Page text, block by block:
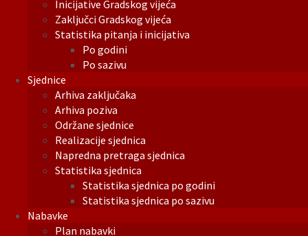
Inicijative Gradskog vijeća
Zaključci Gradskog vijeća
Statistika pitanja i inicijativa
Po godini
Po sazivu
Sjednice
Arhiva zaključaka
Arhiva poziva
Održane sjednice
Realizacije sjednica
Napredna pretraga sjednica
Statistika sjednica
Statistika sjednica po godini
Statistika sjednica po sazivu
Nabavke
Plan nabavki